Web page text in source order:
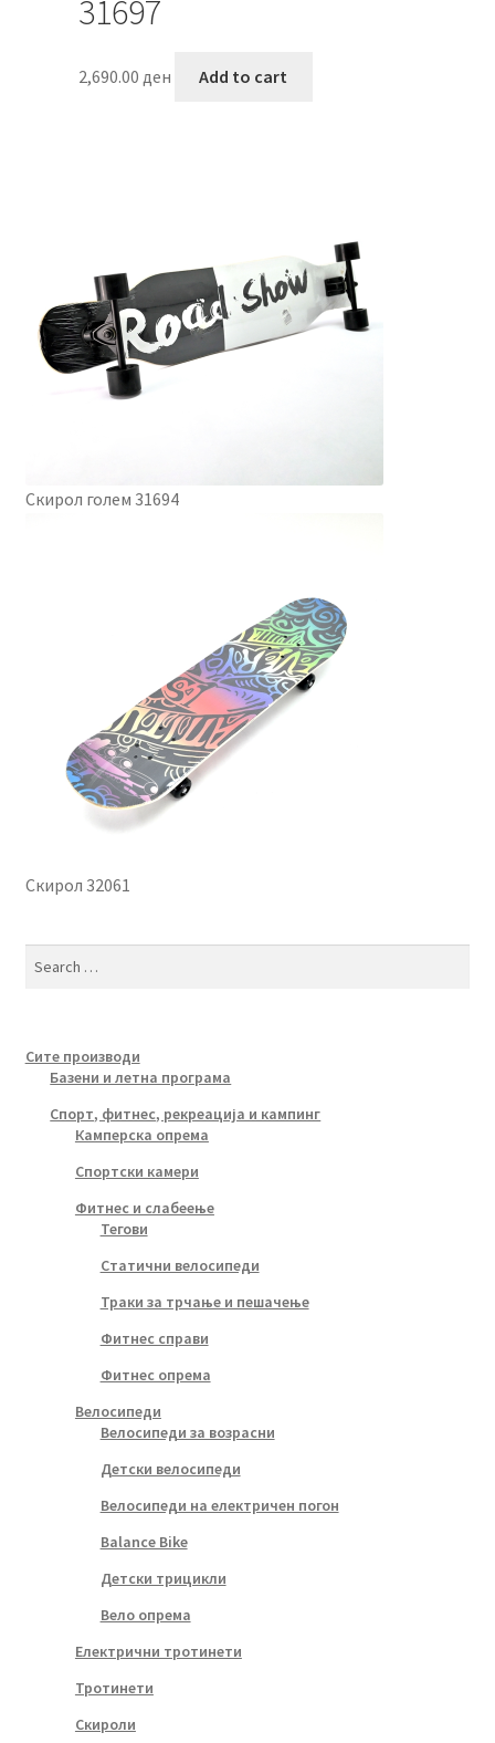
31697
2,690.00 ден Add to cart
Скирол голем 31694
Скирол 32061
Сите производи
Базени и летна програма
Спорт, фитнес, рекреација и кампинг
Камперска опрема
Спортски камери
Фитнес и слабеење
Тегови
Статични велосипеди
Траки за трчање и пешачење
Фитнес справи
Фитнес опрема
Велосипеди
Велосипеди за возрасни
Детски велосипеди
Велосипеди на електричен погон
Balance Bike
Детски трицикли
Вело опрема
Електрични тротинети
Тротинети
Скироли